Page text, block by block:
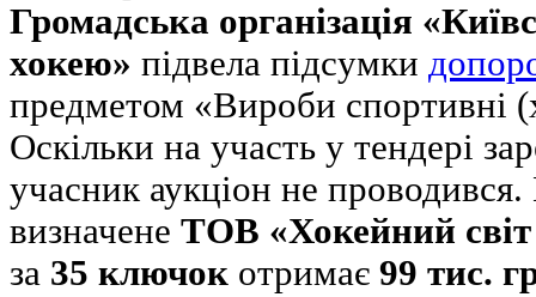
Громадська організація
хокею» підвела підсумки
предметом «Вироби спортивні
Оскільки на участь у тендері
учасник аукціон не
визначене ТОВ «Хокейний
за 35 ключок отримає 99 тис.